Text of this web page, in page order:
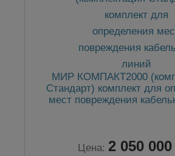
МИР КОМПАКТ2000
Стандарт) комплект для
мест повреждения
Цена: 2 050 000